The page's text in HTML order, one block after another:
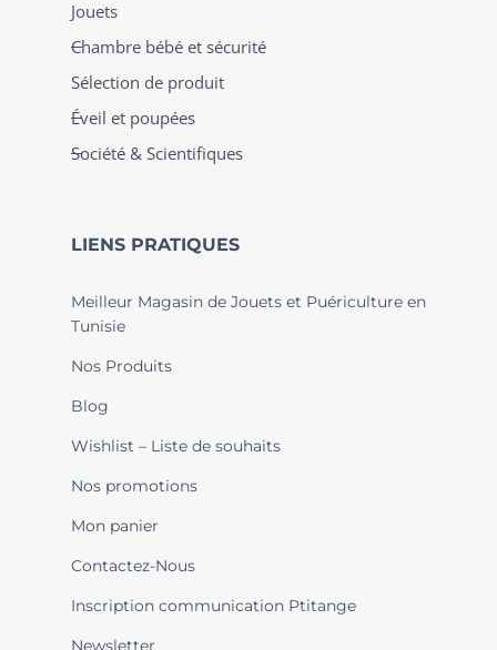
Jouets
Chambre bébé et sécurité
Sélection de produit
Éveil et poupées
Société & Scientifiques
LIENS PRATIQUES
Meilleur Magasin de Jouets et Puériculture en
Tunisie
Nos Produits
Blog
Wishlist – Liste de souhaits
Nos promotions
Mon panier
Contactez-Nous
Inscription communication Ptitange
Newsletter